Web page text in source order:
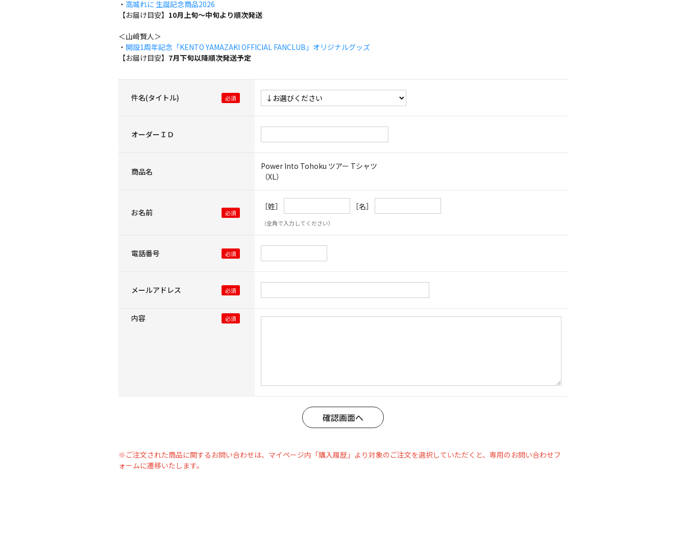
・ 高城れに 生誕記念商品2026
【お届け目安】 10月上旬～中旬より順次発送
＜山﨑賢人＞
・ 開設1周年記念「KENTO YAMAZAKI OFFICIAL FANCLUB」オリジナルグッズ
【お届け目安】 7月下旬以降順次発送予定
件名(タイトル)
オーダーＩＤ
商品名
Power Into Tohoku ツアー Tシャツ
（XL）
お名前
［姓］ ［名］
（全角で入力してください）
電話番号
メールアドレス
内容
※ご注文された商品に関するお問い合わせは、マイページ内「購入履歴」より対象のご注文を選択していただくと、専用のお問い合わせフ
ォームに遷移いたします。